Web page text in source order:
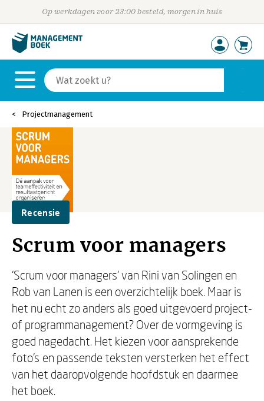
Op werkdagen voor 23:00 besteld, morgen in huis
Projectmanagement
Recensie
Scrum voor managers
‘Scrum voor managers’ van Rini van Solingen en
Rob van Lanen is een overzichtelijk boek. Maar is
het nu echt zo anders als goed uitgevoerd project-
of programmanagement? Over de vormgeving is
goed nagedacht. Het kiezen voor aansprekende
foto’s en passende teksten versterken het effect
van het daaropvolgende hoofdstuk en daarmee
het boek.